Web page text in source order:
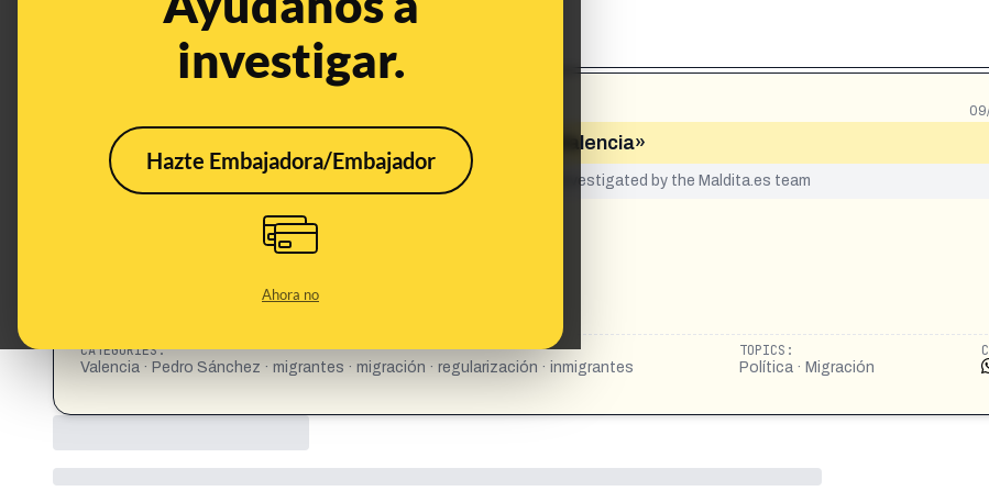
investigar.
Hazte Embajadora/Embajador
Ahora no
«Vídeo de migrantes legalizados por Sánchez en Valencia»
This content has not yet been investigated by the Maldita.es team
https://www.facebook.com/share/r/1DeH9TKYvn/
CATEGORIES:
Valencia · Pedro Sánchez · migrantes · migración · regularización · inmigrantes
TOPICS:
Política · Migración